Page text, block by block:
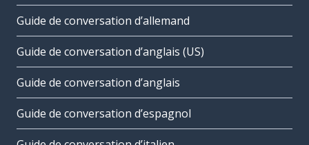
Guide de conversation d’allemand
Guide de conversation d’anglais (US)
Guide de conversation d’anglais
Guide de conversation d’espagnol